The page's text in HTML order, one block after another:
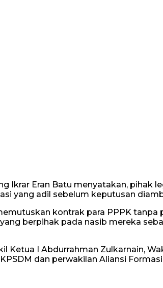
Ikrar Eran Batu menyatakan,
yang adil sebelum keputusan
kontrak para PPPK
berpihak pada nasib mereka
Ketua I Abdurrahman Zulkarnain,
dan perwakilan Aliansi